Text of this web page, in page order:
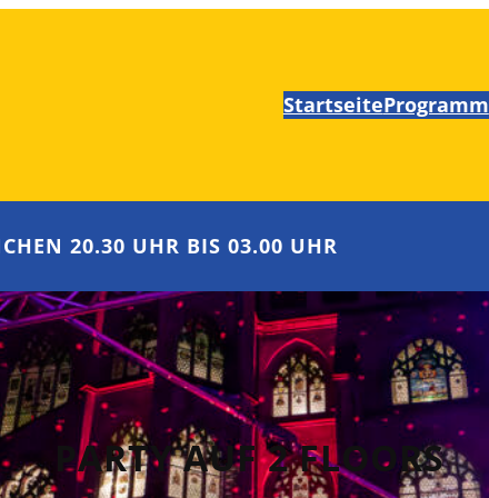
StartseiteProgramm
20.30 UHR BIS 03.00 UHR
PARTY AUF 2 FLOORS